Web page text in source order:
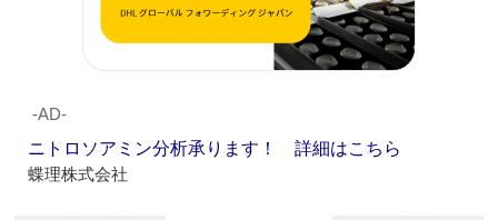
‐AD‐
ニトロソアミン分析承ります！ 詳細はこちら
蝶理株式会社